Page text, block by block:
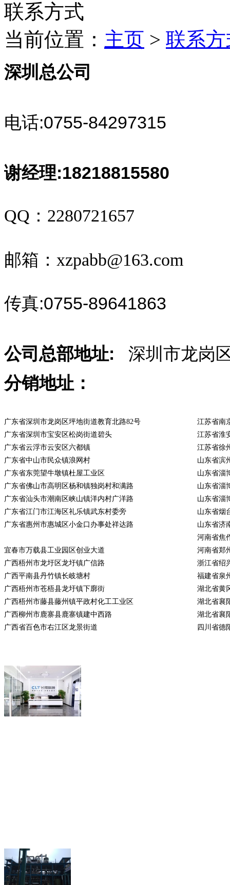
联系方式
当前位置： 主页 > 联系
深圳总公司
电话:0755-84297315
谢经理:18218815580
QQ：2280721657
邮箱：xzpabb@163.com
传真:0755-89641863
公司总部地址:
深圳市龙岗
分销地址：
广东省深圳市龙岗区坪地街道教育北路82号
江苏省南
广东省深圳市宝安区松岗街道碧头
江苏省淮
广东省云浮市云安区六都镇
江苏省徐
广东省中山市民众镇浪网村
山东省滨
广东省东莞望牛墩镇杜屋工业区
山东省淄
广东省佛山市高明区杨和镇独岗村和满路
山东省淄
广东省汕头市潮南区峡山镇洋内村广洋路
山东省淄
广东省江门市江海区礼乐镇武东村委旁
山东省烟
广东省惠州市惠城区小金口办事处祥达路
山东省济
河南省焦
宜春市万载县工业园区创业大道
河南省郑
广西梧州市龙圩区龙圩镇广信路
浙江省绍
广西平南县丹竹镇长岐塘村
福建省泉
广西梧州市苍梧县龙圩镇下廓街
湖北省黄
广西梧州市藤县藤州镇平政村化工工业区
湖北省襄
广西柳州市鹿寨县鹿寨镇建中西路
湖北省襄
广西省百色市右江区龙景街道
四川省德